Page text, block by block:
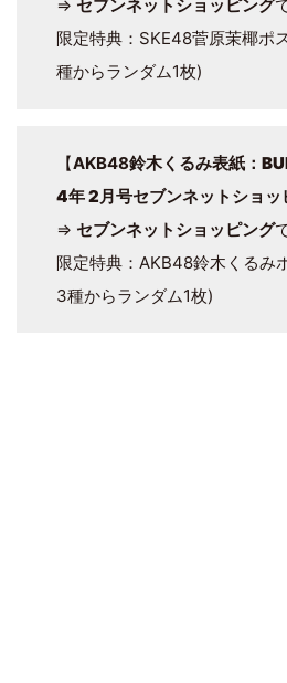
⇒ セブンネットショッピング
限定特典：SKE48菅原茉椰ポ
種からランダム1枚)
【AKB48鈴木くるみ表紙：
4年 2月号セブンネットショッ
⇒ セブンネットショッピング
限定特典：AKB48鈴木くるみ
3種からランダム1枚)